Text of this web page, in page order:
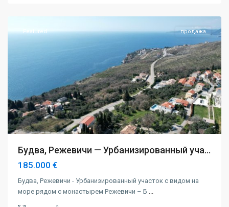
Featured продажа
Будва, Режевичи — Урбанизированный уча...
185.000 €
Будва, Режевичи - Урбанизированный участок с видом на
море рядом с монастырем Режевичи – Б ...